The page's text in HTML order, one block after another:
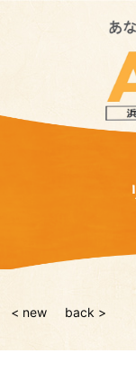
< new back >